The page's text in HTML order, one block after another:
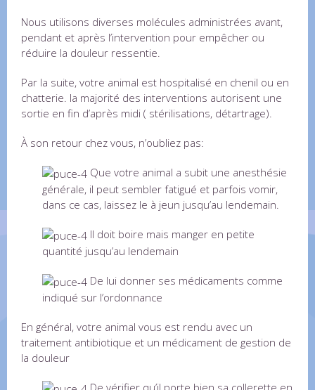
Nous utilisons diverses molécules administrées avant,
pendant et après l’intervention pour empêcher ou
réduire la douleur ressentie.
Par la suite, votre animal est hospitalisé en chenil ou en
chatterie. la majorité des interventions autorisent une
sortie en fin d’après midi ( stérilisations, détartrage).
À son retour chez vous, n’oubliez pas:
Que votre animal a subit une anesthésie
générale, il peut sembler fatigué et parfois vomir,
dans ce cas, laissez le à jeun jusqu’au lendemain.
Il doit boire mais manger en petite
quantité jusqu’au lendemain
De lui donner ses médicaments comme
indiqué sur l’ordonnance
En général, votre animal vous est rendu avec un
traitement antibiotique et un médicament de gestion de
la douleur
De vérifier qu’il porte bien sa collerette en